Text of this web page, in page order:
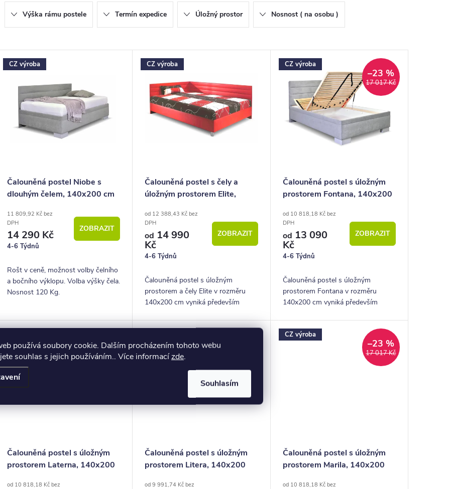
používá soubory cookie. Dalším procházením tohoto webu
souhlas s jejich používáním.. Více informacízde.
Souhlasím
Výška rámu postele Termín expedice Úložný prostor Nosnost ( na osobu )
CZ výroba
Čalouněná postel Niobe s
dlouhým čelem, 140x200 cm
11 809,92 Kč bez
DPH
14 290 Kč
4-6 Týdnů
ZOBRAZIT
Rošt v ceně, možnost volby čelního
a bočního výklopu. Volba výšky čela.
Nosnost 120 Kg.
CZ výroba
Čalouněná postel s čely a
úložným prostorem Elite,
od 12 388,43 Kč bez
DPH
od 14 990
Kč
4-6 Týdnů
ZOBRAZIT
Čalouněná postel s úložným
prostorem a čely Elite v rozměru
140x200 cm vyniká především
také pestrý výběr potahových látek.
CZ výroba
17 017 Kč
–23 %
Čalouněná postel s úložným
prostorem Fontana, 140x200
od 10 818,18 Kč bez
DPH
od 13 090
Kč
4-6 Týdnů
ZOBRAZIT
Čalouněná postel s úložným
prostorem Fontana v rozměru
140x200 cm vyniká především
příznivou cenou.
17 017 Kč
–23 %
Čalouněná postel s úložným
prostorem Laterna, 140x200
od 10 818,18 Kč bez
Čalouněná postel s úložným
prostorem Litera, 140x200
od 9 991,74 Kč bez
CZ výroba
17 017 Kč
–23 %
Čalouněná postel s úložným
prostorem Marila, 140x200
od 10 818,18 Kč bez